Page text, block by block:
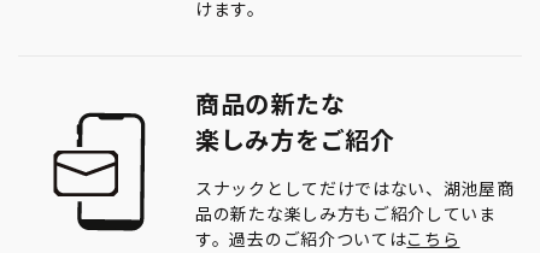
けます。
商品の新たな
楽しみ方をご紹介
スナックとしてだけではない、湖池屋商
品の新たな楽しみ方もご紹介していま
す。過去のご紹介ついてはこちら